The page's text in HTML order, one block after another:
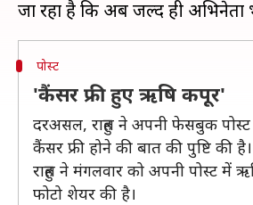
पोस्ट
'कैंसर फ्री हुए ऋषि कपूर'
दरअसल, राहुल ने अपनी फेसबुक
कैंसर फ्री होने की बात की पुष्टि की है।
राहुल ने मंगलवार को अपनी पोस्ट में
फोटो शेयर की है।